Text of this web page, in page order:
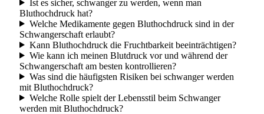
Ist es sicher, schwanger zu werden, wenn man
Bluthochdruck hat?
Welche Medikamente gegen Bluthochdruck sind in der
Schwangerschaft erlaubt?
Kann Bluthochdruck die Fruchtbarkeit beeinträchtigen?
Wie kann ich meinen Blutdruck vor und während der
Schwangerschaft am besten kontrollieren?
Was sind die häufigsten Risiken bei schwanger werden
mit Bluthochdruck?
Welche Rolle spielt der Lebensstil beim Schwanger
werden mit Bluthochdruck?